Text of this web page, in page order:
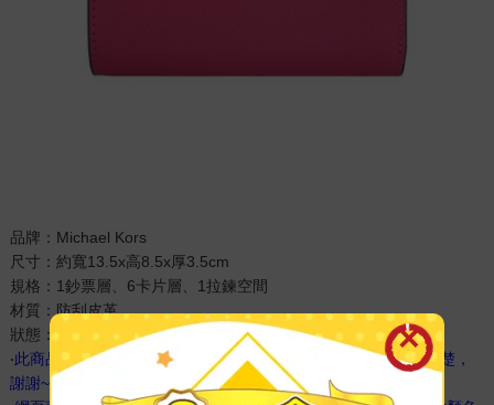
品牌：Michael Kors
尺寸：約寬13.5x高8.5x厚3.5cm
規格：1鈔票層、6卡片層、1拉鍊空間
材質：防刮皮革
狀態：美國平行輸入，全新真品
‧此商品於原廠就無附贈防塵袋、禮盒及紙袋~訂購前請先考慮清楚，
謝謝~